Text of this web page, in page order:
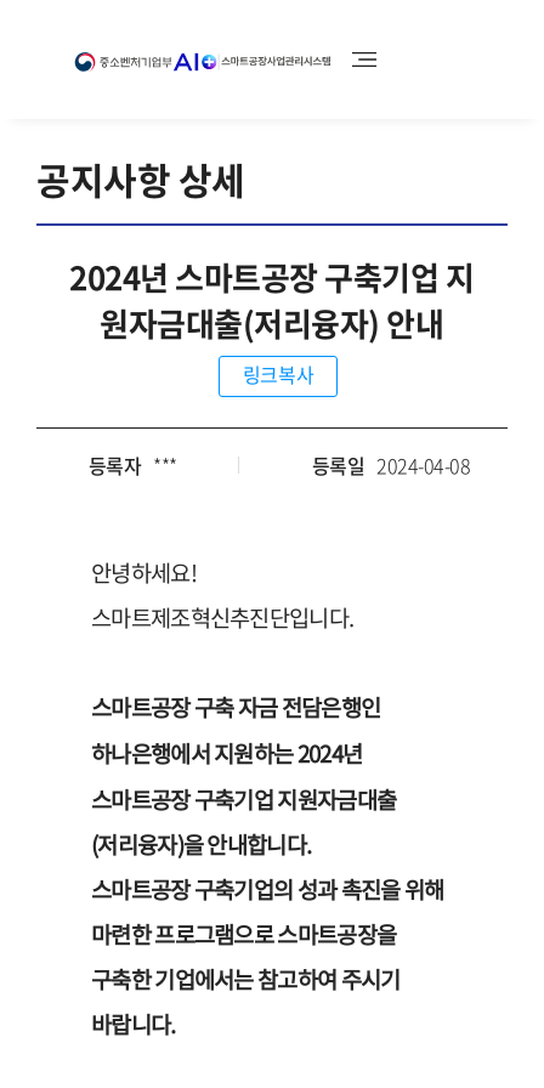
공지사항 상세
2024년 스마트공장 구축기업 지
원자금대출(저리융자) 안내
링크복사
등록자 *** 등록일 2024-04-08
안녕하세요!
스마트제조혁신추진단입니다.
스마트공장 구축 자금 전담은행인
하나은행에서 지원하는2024년
스마트공장 구축기업 지원자금대출
(저리융자)을 안내합니다.
스마트공장 구축기업의 성과 촉진을 위해
마련한 프로그램으로 스마트공장을
구축한 기업에서는 참고하여 주시기
바랍니다.